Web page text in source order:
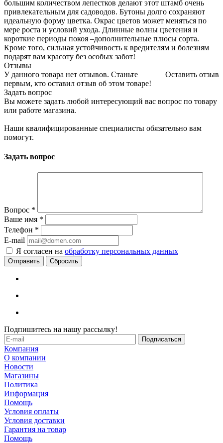
большим количеством лепестков делают этот штамб очень
привлекательным для садоводов. Бутоны долго сохраняют
идеальную форму цветка. Окрас цветов может меняться по
мере роста и условий ухода. Длинные волны цветения и
короткие периоды покоя –дополнительные плюсы сорта.
Кроме того, сильная устойчивость к вредителям и болезням
подарят вам красоту без особых забот!
Отзывы
Оставить отзыв
У данного товара нет отзывов. Станьте
первым, кто оставил отзыв об этом товаре!
Задать вопрос
Вы можете задать любой интересующий вас вопрос по товару
или работе магазина.
Наши квалифицированные специалисты обязательно вам
помогут.
Задать вопрос
Вопрос *
Ваше имя *
Телефон *
E-mail
Я согласен на обработку персональных данных
Сбросить
Подпишитесь на нашу рассылку!
Компания
О компании
Новости
Магазины
Политика
Информация
Помощь
Условия оплаты
Условия доставки
Гарантия на товар
Помощь